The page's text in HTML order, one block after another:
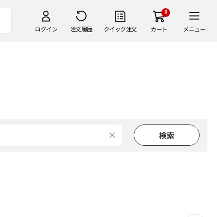
ログイン 注文履歴 クイック注文
0
カート メニュー